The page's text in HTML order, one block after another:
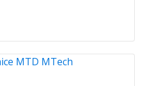
MTD MTech